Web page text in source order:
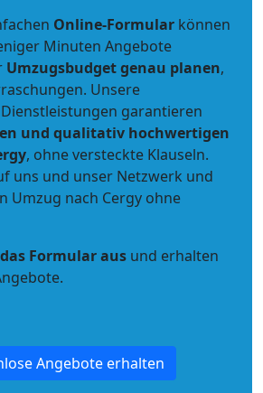
Online-Formular können
Minuten Angebote
Umzugsbudgetgenau planen,
Unsere
garantieren
und qualitativ hochwertigen
, ohne versteckte Klauseln.
uns und unser Netzwerk und
Umzug nach Cergy ohne
Formular aus und erhalten
Angebote erhalten